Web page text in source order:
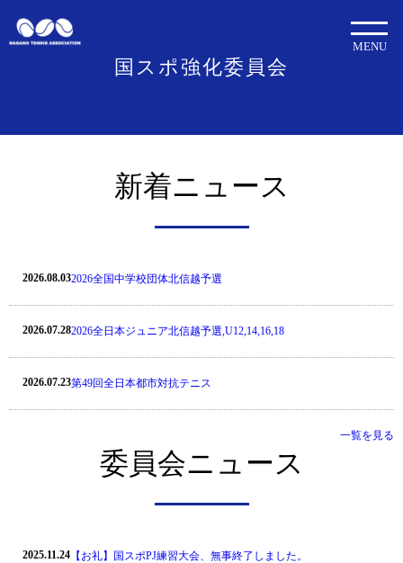
国スポ強化委員会
MENU
新着ニュース
2026.08.032026全国中学校団体北信越予選
2026.07.282026全日本ジュニア北信越予選,U12,14,16,18
2026.07.23第49回全日本都市対抗テニス
一覧を見る
委員会ニュース
2025.11.24 【お礼】国スポPJ練習大会、無事終了しました。